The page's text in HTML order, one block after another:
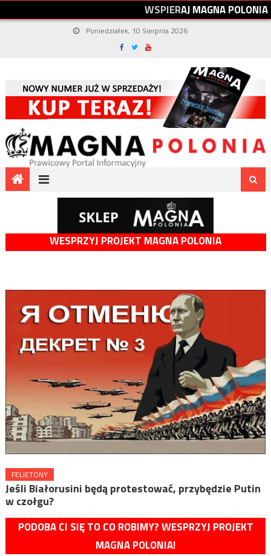
WSPIERAJMAGNAPOLONIA
Poniedziałek, 10 Sierpnia 2026
WESPRZYJ PROJEKT MAGNA POLONIA
FELIETONY
Jeśli Białorusini będą protestować, przybędzie Putin
w czołgu?
PODOBA CI SIĘ TO CO ROBIMY? WESPRZYJ PROJEKT
MAGNA POLONIA!